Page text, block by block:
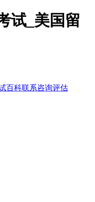
试_美国留
百科联系咨询评估